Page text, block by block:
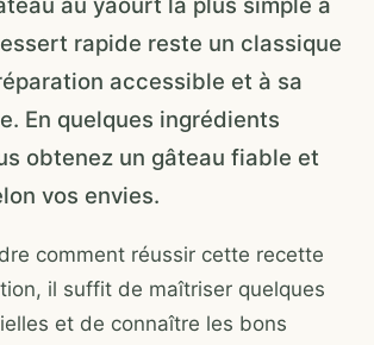
rapide reste un classique
accessible et à sa
En quelques ingrédients
obtenez un gâteau fiable et
vos envies.
comment réussir cette recette
il suffit de maîtriser quelques
et de connaître les bons